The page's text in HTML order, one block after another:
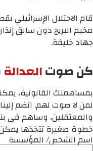
قام الاحتلال
مخيم البريج دون سابق
جهاد خليفة.
كن صوتالعدالة
بمساهمتك القانونية،
لمن لا صوت لهم. انضم
والمعتقلين، وساهم في
خطوة صغيرة تتخذها يمكن
اسم الشخص/ المؤسسة